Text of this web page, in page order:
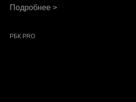
Подробнее >
РБК PRO